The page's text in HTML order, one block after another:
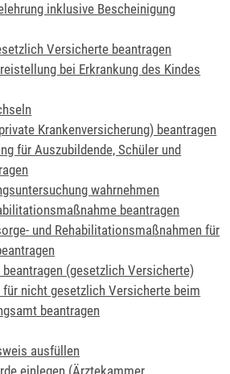
inklusive Bescheinigung
Versicherte beantragen
bei Erkrankung des Kindes
Krankenversicherung) beantragen
für Auszubildende, Schüler und
wahrnehmen
beantragen
und Rehabilitationsmaßnahmen für
(gesetzlich Versicherte)
nicht gesetzlich Versicherte beim
beantragen
ausfüllen